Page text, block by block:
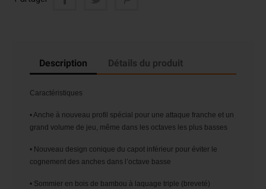
Description Détails du produit
Caractéristiques
• Anche à nouveau profil spécial pour une attaque franche et un
grand volume de jeu, même dans les octaves les plus basses
• Nouveau design conique du capot inférieur pour éviter le
cognement des anches dans l’octave basse
• Sommier en bois de bambou à laquage triple (breveté)